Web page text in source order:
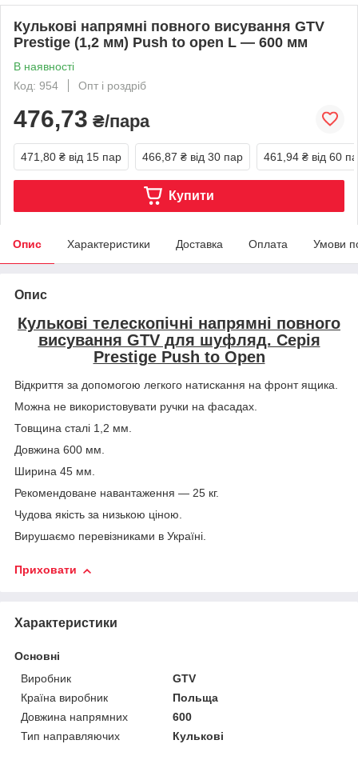
Кулькові напрямні повного висування GTV
Prestige (1,2 мм) Push to open L — 600 мм
В наявності
Код: 954
Опт і роздріб
476,73 ₴/пара
471,80 ₴ від 15 пар 466,87 ₴ від 30 пар 461,94 ₴ від 60
Купити
Опис Характеристики Доставка Оплата Умови
Опис
Кулькові телескопічні напрямні повного
висування GTV для шуфляд. Серія
Prestige Push to Open
Відкриття за допомогою легкого натискання на фронт ящика.
Можна не використовувати ручки на фасадах.
Товщина сталі 1,2 мм.
Довжина 600 мм.
Ширина 45 мм.
Рекомендоване навантаження — 25 кг.
Чудова якість за низькою ціною.
Вирушаємо перевізниками в Україні.
Приховати
Характеристики
Основні
Виробник
GTV
Країна виробник
Польща
Довжина напрямних
600
Тип направляючих
Кулькові